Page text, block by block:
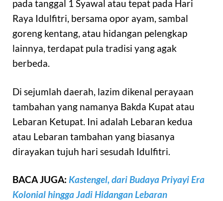
pada tanggal 1 Syawal atau tepat pada Hari
Raya Idulfitri, bersama opor ayam, sambal
goreng kentang, atau hidangan pelengkap
lainnya, terdapat pula tradisi yang agak
berbeda.
Di sejumlah daerah, lazim dikenal perayaan
tambahan yang namanya Bakda Kupat atau
Lebaran Ketupat. Ini adalah Lebaran kedua
atau Lebaran tambahan yang biasanya
dirayakan tujuh hari sesudah Idulfitri.
BACA JUGA: Kastengel, dari Budaya Priyayi Era
Kolonial hingga Jadi Hidangan Lebaran